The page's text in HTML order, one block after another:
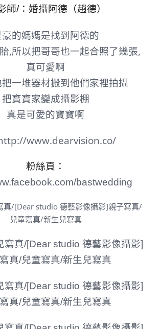
師/：婚攝阿德（趙德）
豪的媽媽是找到阿德的
,所以把哥哥也一起合照了幾張,
真可愛啊
一堆器材搬到他們家裡拍攝
把寶寶家變成攝影棚
真是可愛的寶寶啊
www.dearvision.co/
粉絲頁：
bastwedding